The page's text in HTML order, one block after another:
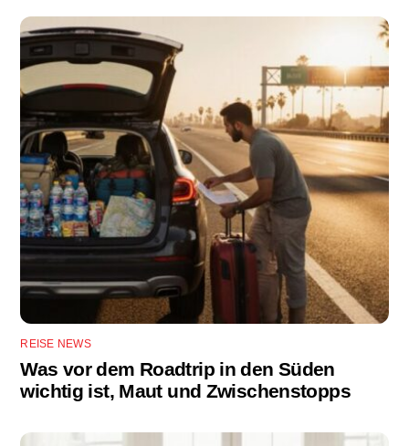
REISE NEWS
Was vor dem Roadtrip in den Süden
wichtig ist, Maut und Zwischenstopps